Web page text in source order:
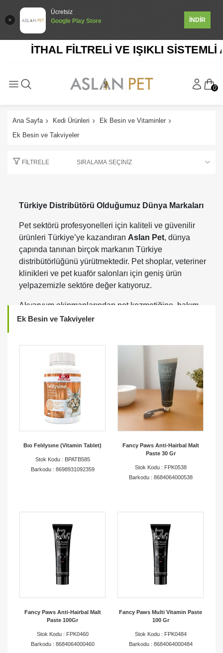
Ücretsiz
Google Play Store
İNDİR
İTHAL FİLTRELİ VE IŞIKLI SİSTEMLİ
0
Ana Sayfa Kedi Ürünleri
Ek Besin ve Vitaminler
Ek Besin ve Takviyeler
FILTRELE
Türkiye Distribütörü Olduğumuz Dünya Markaları
Pet sektörü profesyonelleri için kaliteli ve güvenilir
ürünleri Türkiye’ye kazandıran Aslan Pet, dünya
çapında tanınan birçok markanın Türkiye
distribütörlüğünü yürütmektedir. Pet shoplar, veteriner
klinikleri ve pet kuaför salonları için geniş ürün
yelpazemizle sektöre değer katıyoruz.
Akvaryum ekipmanlarından pet kozmetiğine, bakım
ürünlerinden aksesuar ve ekipmanlara kadar birçok
yaptığımız markalar arasında dünya genelinde
kalitesiyle bilinen
Juwel Aquarium, Hydra, Yuup,
Opawz, Crazy Liberty, Savic, Bama Spa ve Camon
yer almaktadır.
Profesyonel pet kuaförleri ve pet shoplar için özel
olarak seçtiğimiz bu markalar; yüksek kalite
standartları, güvenilir içerikleri ve yenilikçi ürünleriyle
öne çıkmaktadır. Türkiye genelinde güçlü dağıtım
ağımız ve B2B satış altyapımız sayesinde iş
ortaklarımızın ihtiyaç duyduğu ürünleri hızlı ve güvenilir
Türkiye’deki pet sektörüne kazandırmak,
profesyonellere kaliteli ürünler sunmak ve iş
ortaklarımızla birlikte sektörde sürdürülebilir büyüme
sağlamaktır.
Ek Besin ve Takviyeler
Bıo Felılysıne (Vitamin Tablet)
Stok Kodu : BPATB585
Barkodu : 8698931092359
Fancy Paws Anti-Hairbal Malt
Paste 30 Gr
Stok Kodu : FPK0538
Barkodu : 8684064000538
Fancy Paws Anti-Hairbal Malt
Paste 100Gr
Stok Kodu : FPK0460
Barkodu : 8684064000460
Fancy Paws Multi Vitamin Paste
100 Gr
Stok Kodu : FPK0484
Barkodu : 8684064000484